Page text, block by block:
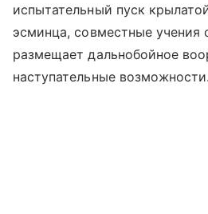
испытательный пуск
эсминца, совместные
размещает дальнобойное
наступательные возможности.